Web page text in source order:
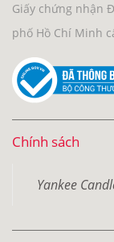
Giấy chứng nhận
phố Hồ Chí Minh
Chính sách
Yankee